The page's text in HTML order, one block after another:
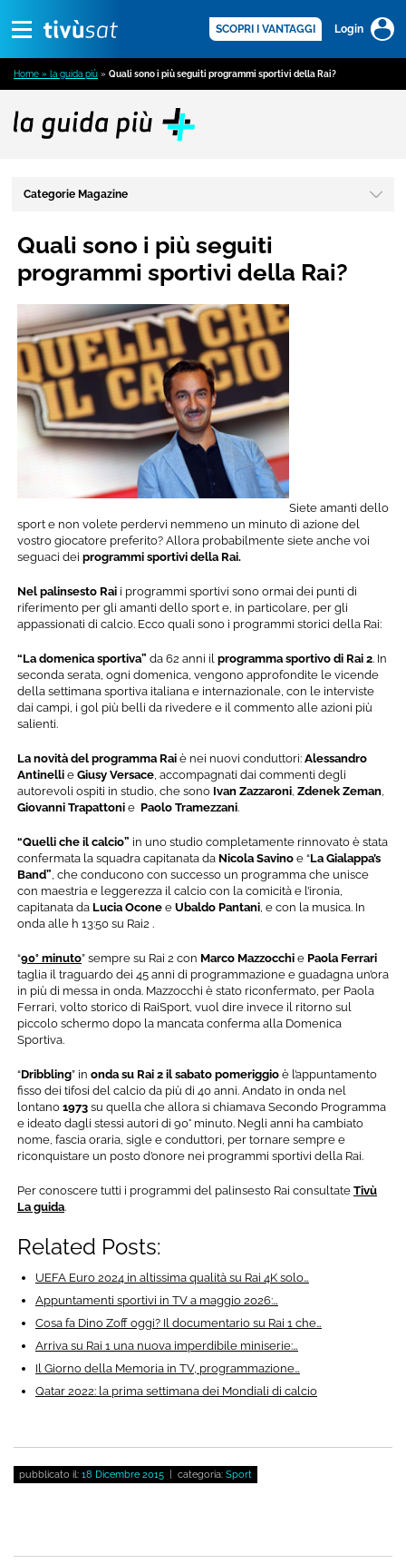
SCOPRI I VANTAGGI Login
Home » la guida più » Quali sono i più seguiti programmi sportivi della Rai?
Categorie Magazine
Quali sono i più seguiti
programmi sportivi della Rai?
Siete amanti dello
sport e non volete perdervi nemmeno un minuto di azione del
vostro giocatore preferito? Allora probabilmente siete anche voi
seguaci dei programmi sportivi della Rai.
Nel palinsesto Rai i programmi sportivi sono ormai dei punti di
riferimento per gli amanti dello sport e, in particolare, per gli
appassionati di calcio. Ecco quali sono i programmi storici della Rai:
“La domenica sportiva” da 62 anni il programma sportivo di Rai 2. In
seconda serata, ogni domenica, vengono approfondite le vicende
della settimana sportiva italiana e internazionale, con le interviste
dai campi, i gol più belli da rivedere e il commento alle azioni più
salienti.
La novità del programma Rai è nei nuovi conduttori: Alessandro
Antinelli e Giusy Versace , accompagnati dai commenti degli
autorevoli ospiti in studio, che sono Ivan Zazzaroni Zdenek Zeman
Giovanni Trapattoni e Paolo Tramezzani.
“Quelli che il calcio” in uno studio completamente rinnovato è stata
confermata la squadra capitanata da Nicola Savino e “La Gialappa’s
Band” , che conducono con successo un programma che unisce
con maestria e leggerezza il calcio con la comicità e l’ironia,
capitanata da Lucia Ocone e Ubaldo Pantani , e con la musica. In
onda alle h 13:50 su Rai2 .
“90° minuto” sempre su Rai 2 con Marco Mazzocchi e Paola Ferrari
taglia il traguardo dei 45 anni di programmazione e guadagna un’ora
in più di messa in onda. Mazzocchi è stato riconfermato, per Paola
Ferrari, volto storico di RaiSport, vuol dire invece il ritorno sul
piccolo schermo dopo la mancata conferma alla Domenica
Sportiva.
“Dribbling” in onda su Rai 2 il sabato pomeriggio è l’appuntamento
fisso dei tifosi del calcio da più di 40 anni. Andato in onda nel
lontano 1973 su quella che allora si chiamava Secondo Programma
e ideato dagli stessi autori di 90° minuto. Negli anni ha cambiato
nome, fascia oraria, sigle e conduttori, per tornare sempre e
riconquistare un posto d’onore nei programmi sportivi della Rai.
Per conoscere tutti i programmi del palinsesto Rai consultate Tivù
La guida.
Related Posts:
UEFA Euro 2024 in altissima qualità su Rai 4K solo…
Appuntamenti sportivi in TV a maggio 2026:…
Cosa fa Dino Zoff oggi? Il documentario su Rai 1 che…
Arriva su Rai 1 una nuova imperdibile miniserie:…
Il Giorno della Memoria in TV, programmazione…
Qatar 2022: la prima settimana dei Mondiali di calcio
pubblicato il: 18 Dicembre 2015 | categoria: Sport